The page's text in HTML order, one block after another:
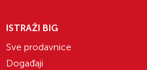
ISTRAŽI BIG
Sve prodavnice
Događaji